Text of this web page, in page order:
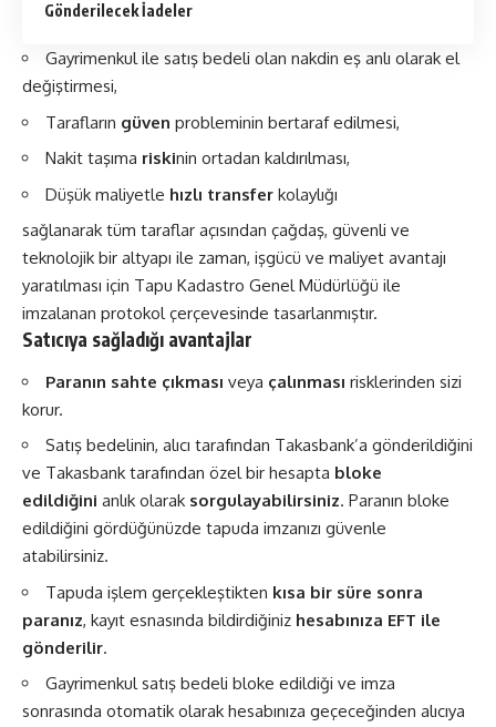
Gönderilecek İadeler
Gayrimenkul ile satış bedeli olan nakdin eş anlı olarak el
değiştirmesi,
Tarafların güven probleminin bertaraf edilmesi,
Nakit taşıma riskinin ortadan kaldırılması,
Düşük maliyetle hızlı transfer kolaylığı
sağlanarak tüm taraflar açısından çağdaş, güvenli ve
teknolojik bir altyapı ile zaman, işgücü ve maliyet avantajı
yaratılması için Tapu Kadastro Genel Müdürlüğü ile
imzalanan protokol çerçevesinde tasarlanmıştır.
Satıcıya sağladığı avantajlar
Paranın sahte çıkması veya çalınması risklerinden sizi
korur.
Satış bedelinin, alıcı tarafından Takasbank’a gönderildiğini
ve Takasbank tarafından özel bir hesapta bloke
edildiğini anlık olarak sorgulayabilirsiniz. Paranın bloke
edildiğini gördüğünüzde tapuda imzanızı güvenle
atabilirsiniz.
Tapuda işlem gerçekleştikten kısa bir süre sonra
paranız, kayıt esnasında bildirdiğiniz hesabınıza EFT ile
gönderilir.
Gayrimenkul satış bedeli bloke edildiği ve imza
sonrasında otomatik olarak hesabınıza geçeceğinden alıcıya